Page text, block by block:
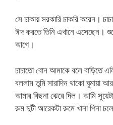
সে ঢাকায় সরকারি চাকরি করেন।
ঈদ করতে তিনি এখানে এসেছেন।
আগে।
চাচাতো বোন আমাকে বলে বাড়িতে
বললাম তুমি সারাদিন থাকো ঘুমায়া
আমার বিছনা ঝেরে দিল। আমি
রুম দুটী আরেকটা রুমে খানা পিনা